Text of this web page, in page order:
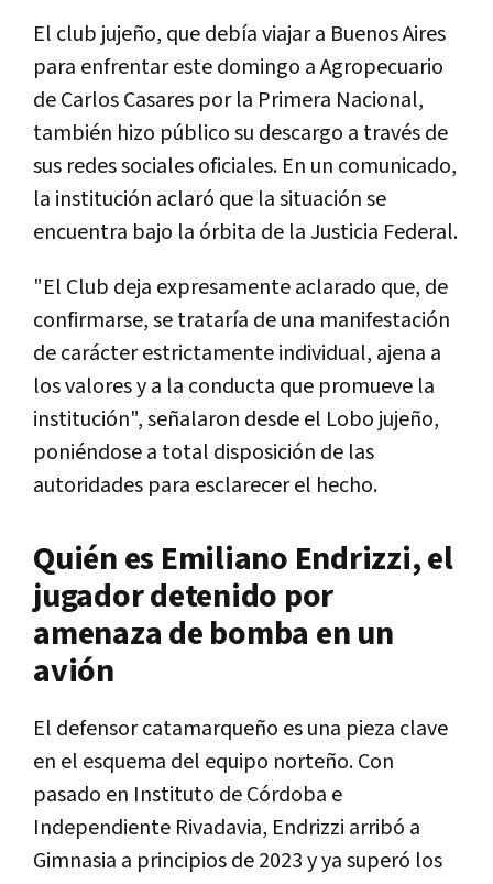
El club jujeño, que debía viajar a Buenos Aires
para enfrentar este domingo a Agropecuario
de Carlos Casares por la Primera Nacional,
también hizo público su descargo a través de
sus redes sociales oficiales. En un comunicado,
la institución aclaró que la situación se
encuentra bajo la órbita de la Justicia Federal.
"El Club deja expresamente aclarado que, de
confirmarse, se trataría de una manifestación
de carácter estrictamente individual, ajena a
los valores y a la conducta que promueve la
institución", señalaron desde el Lobo jujeño,
poniéndose a total disposición de las
autoridades para esclarecer el hecho.
Quién es Emiliano Endrizzi, el
jugador detenido por
amenaza de bomba en un
avión
El defensor catamarqueño es una pieza clave
en el esquema del equipo norteño. Con
pasado en Instituto de Córdoba e
Independiente Rivadavia, Endrizzi arribó a
Gimnasia a principios de 2023 y ya superó los